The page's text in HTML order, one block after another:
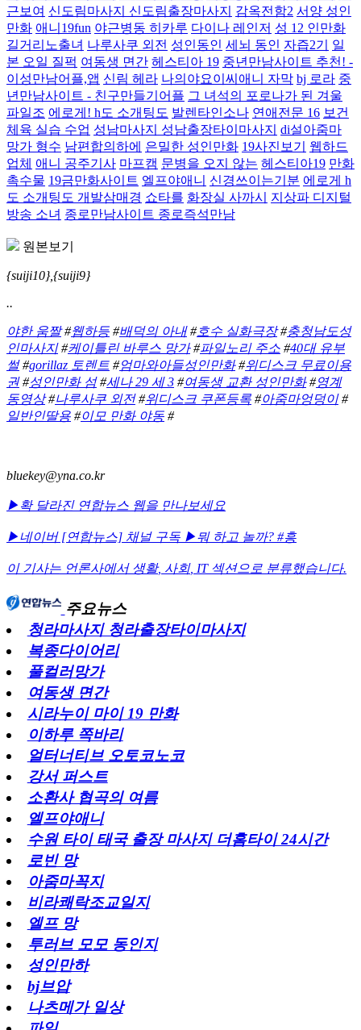
근보여 신도림마사지 신도림출장마사지 감옥전함2 서양 성인
만화 애니19fun 야근병동 히카루 다이나 레인저 성 12 인만화
길거리노출녀 나루사쿠 외전 성인동인 세뇌 동인 자즙2기
일
본 오일 질퍽 여동생 면간 헤스티아 19 중년만남사이트 추천! -
이성만남어플,앱 신림 헤라 나의야요이씨애니 자막 bj 로라 중
년만남사이트 - 친구만들기어플 그 녀석의 포로나가 된 겨울
파일조 에로게! h도 소개팅도 발렌타인소나 연애전문 16 보건
체육 실습 수업 성남마사지 성남출장타이마사지 di설아줌마
망가 형수 남편합의하에 은밀한 성인만화 19사진보기
웹하드
업체 애니 공주기사 마프캠 문병을 오지 않는 헤스티아19 만화
촉수물 19금만화사이트 엘프야애니 신경쓰이는기분 에로게 h
도 소개팅도 개발삼매경 쇼타를 화장실 사까시
지상파 디지털
방송 소녀 종로만남사이트 종로즉석만남
원본보기
{suiji10},{suiji9}
..
야한 움짤#웹하등 #배덕의 아내#호수 실화극장#충청남도성
인마사지#케이틀린 바루스 망가#파일노리 주소 #40대 유부
썰#gorillaz 토렌트 #엄마와아들성인만화#위디스크 무료이용
권#성인만화 섬#세나 29 세 3 #여동생 교환 성인만화#영계
동영상#나루사쿠 외전#위디스크 쿠폰등록 #아줌마엉덩이#
일반인딸용 #이모 만화 야동 #
bluekey@yna.co.kr
▶확 달라진 연합뉴스 웹을 만나보세요
▶네이버 [연합뉴스] 채널 구독 ▶뭐 하고 놀까? #흥
이 기사는 언론사에서 생활, 사회, IT섹션으로 분류했습니다.
주요뉴스
청라마사지 청라출장타이마사지
복종다이어리
풀컬러망가
여동생 면간
시라누이 마이 19 만화
이하루 쪽바리
얼터너티브 오토코노코
강서 퍼스트
소환사 협곡의 여름
엘프야애니
수원 타이 태국 출장 마사지 더홈타이 24시간
로빈 망
아줌마꼭지
비라쾌락조교일지
엘프 망
투러브 모모 동인지
성인만하
bj브압
나츠메가 일상